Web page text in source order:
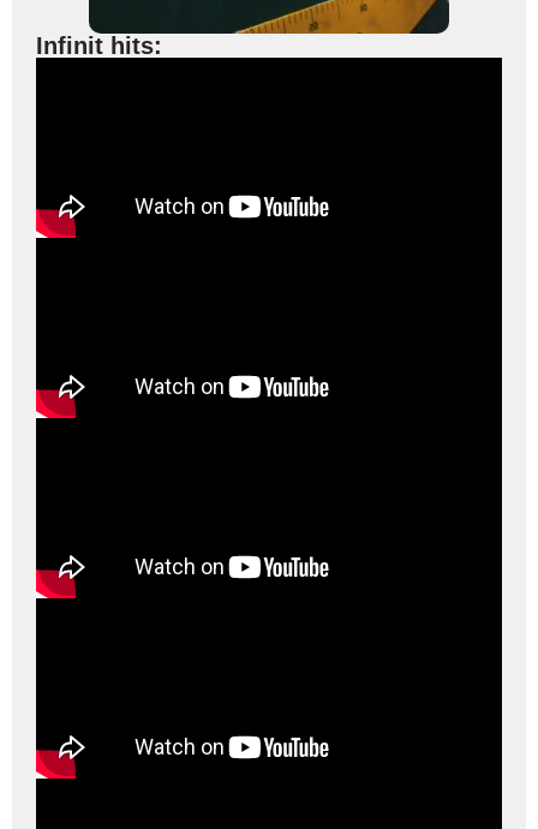
Infinit hits: